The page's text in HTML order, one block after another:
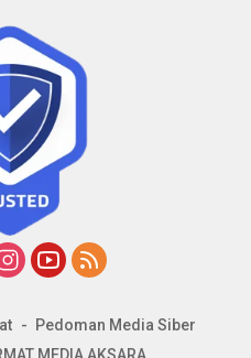
Pedoman Media Siber
MEDIA AKSARA